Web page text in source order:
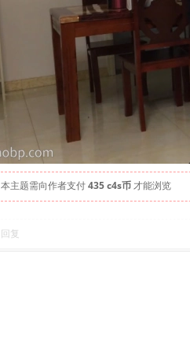
本主题需向作者支付435 c4s币才能浏览
回复